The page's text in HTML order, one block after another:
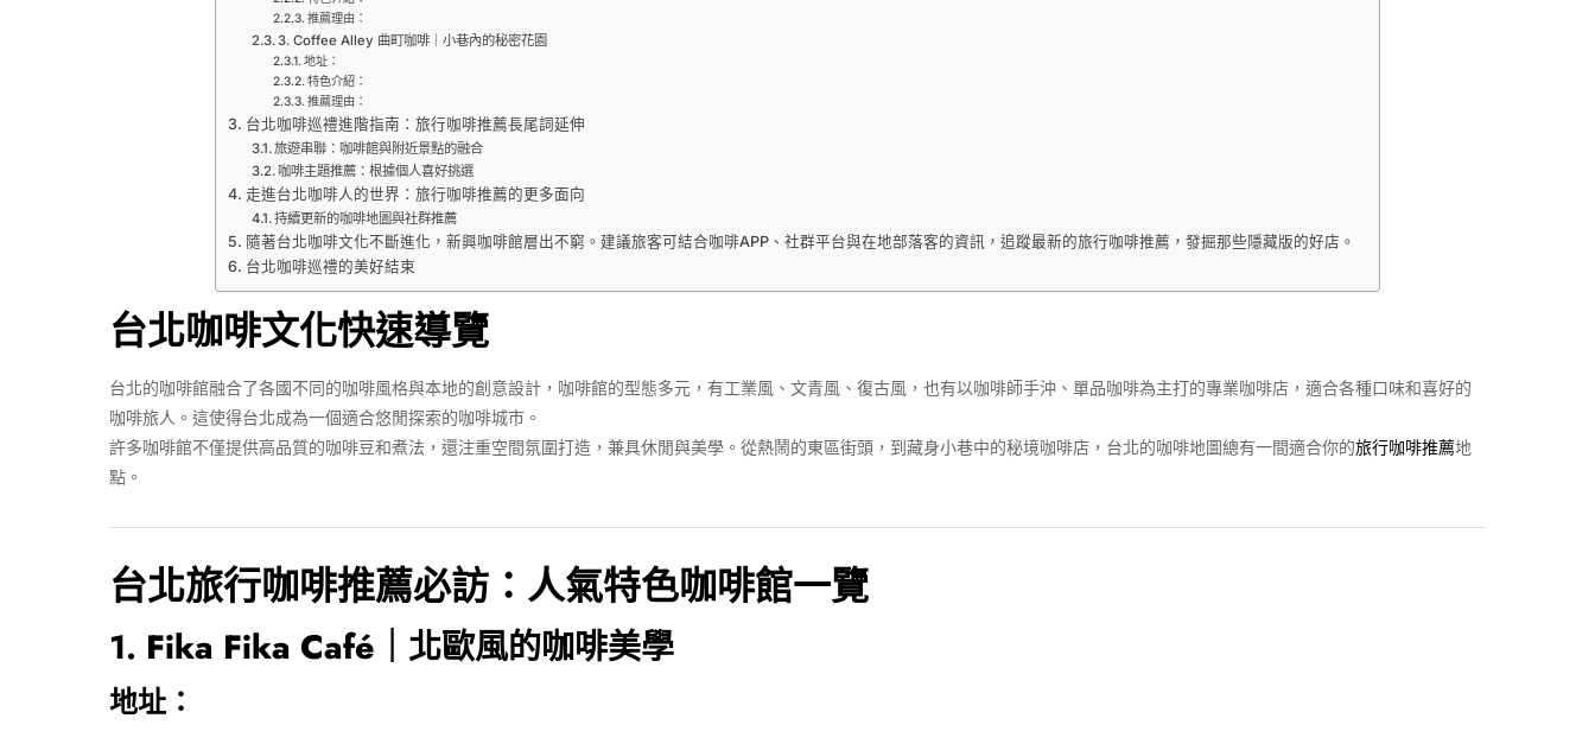
推薦理由：
3. Coffee Alley 曲町咖啡｜小巷內的秘密花園
地址：
特色介紹：
推薦理由：
台北咖啡巡禮進階指南：旅行咖啡推薦長尾詞延伸
旅遊串聯：咖啡館與附近景點的融合
咖啡主題推薦：根據個人喜好挑選
走進台北咖啡人的世界：旅行咖啡推薦的更多面向
持續更新的咖啡地圖與社群推薦
隨著台北咖啡文化不斷進化，新興咖啡館層出不窮。建議旅客可結合咖啡APP、社群平台與在地部落客的資訊，追蹤最新的旅行咖啡推薦，發掘那些隱藏版的好店。
台北咖啡巡禮的美好結束
台北咖啡文化快速導覽
台北的咖啡館融合了各國不同的咖啡風格與本地的創意設計，咖啡館的型態多元，有工業風、文青風、復古風，也有以咖啡師手沖、單品咖啡為主打的專業咖啡店，適合各種口味和喜好的
咖啡旅人。這使得台北成為一個適合悠閒探索的咖啡城市。
許多咖啡館不僅提供高品質的咖啡豆和煮法，還注重空間氛圍打造，兼具休閒與美學。從熱鬧的東區街頭，到藏身小巷中的秘境咖啡店，台北的咖啡地圖總有一間適合你的旅行咖啡推薦地
點。
台北旅行咖啡推薦必訪：人氣特色咖啡館一覽
1. Fika Fika Café｜北歐風的咖啡美學
地址：